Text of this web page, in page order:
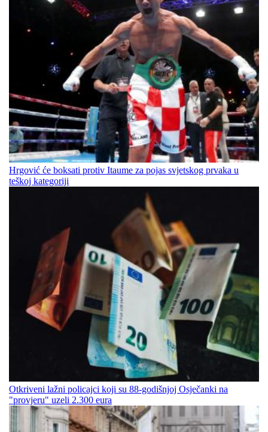
Hrgović će boksati protiv Itaume za pojas svjetskog prvaka u
teškoj kategoriji
Otkriveni lažni policajci koji su 88-godišnjoj Osječanki na
"provjeru" uzeli 2.300 eura